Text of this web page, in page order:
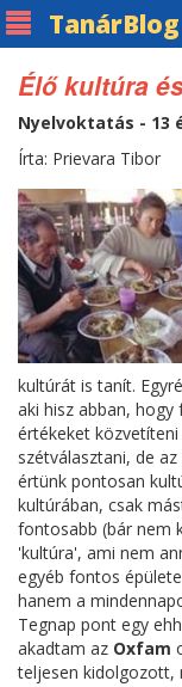
TanárBlog
Élő kultúra
Nyelvoktatás - 13
Írta: Prievara Tibor
kultúrát is tanít.
aki hisz abban,
értékeket
szétválasztani, de
értünk pontosan
kultúrában, csak
fontosabb (bár nem
'kultúra', ami nem
egyéb fontos
hanem a
Tegnap pont egy
akadtam az Oxfam
teljesen kidolgozott,